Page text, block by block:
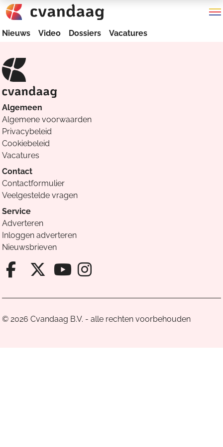
Nieuws Video Dossiers Vacatures
Algemeen
Algemene voorwaarden
Privacybeleid
Cookiebeleid
Vacatures
Contact
Contactformulier
Veelgestelde vragen
Service
Adverteren
Inloggen adverteren
Nieuwsbrieven
Facebook van Cvandaag
X van Cvandaag
Instagram van
© 2026 Cvandaag B.V. - alle rechten voorbehouden